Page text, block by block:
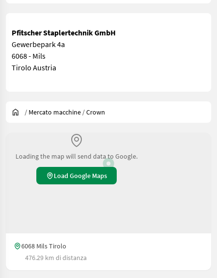
Pfitscher Staplertechnik GmbH
Gewerbepark 4a
6068 - Mils
Tirolo Austria
/ Mercato macchine /Crown
Loading the map will send data to Google.
Load Google Maps
6068 Mils Tirolo
476.29 km di distanza